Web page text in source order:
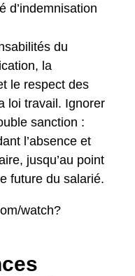
d’indemnisation
du
la
le respect des
loi travail. Ignorer
sanction :
l’absence et
jusqu’au point
future du salarié.
watch?